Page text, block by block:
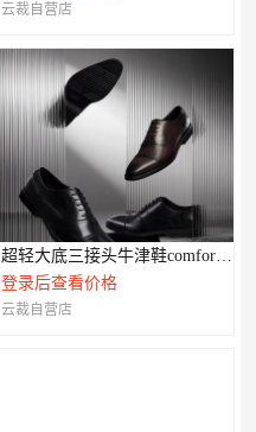
云裁自营店
超轻大底三接头牛津鞋comfort-XL系列
登录后查看价格
云裁自营店